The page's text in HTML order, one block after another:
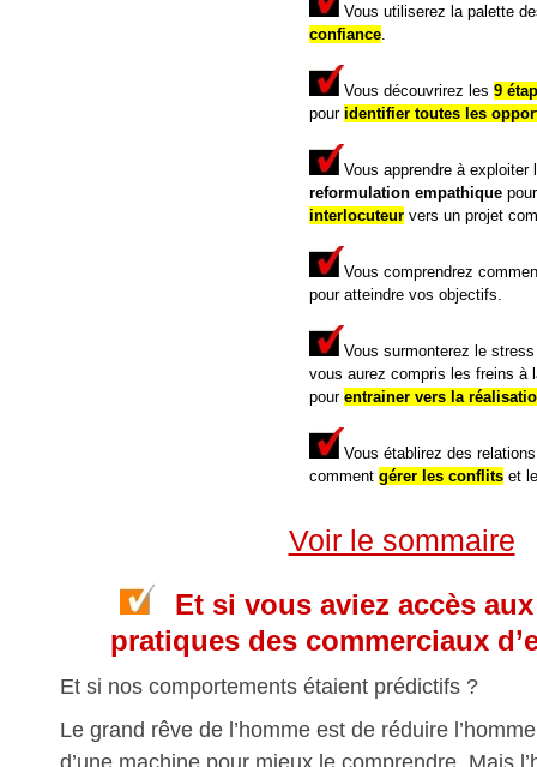
Vous utiliserez la palette
confiance
Vous découvrirez les9
pouridentifier toutes les
Vous apprendre à
reformulation empathique pour
interlocuteur vers un projet
Vous comprendrez
pour atteindre vos objectifs
Vous surmonterez le
vous aurez compris les freins à
pourentrainer vers la
Vous établirez des
commentgérer les conflits et
Voir le sommaire
Et si vous aviez accès
pratiques des commerciaux
Et si nos comportements étaient prédictifs ?
Le grand rêve de l’homme est de réduire